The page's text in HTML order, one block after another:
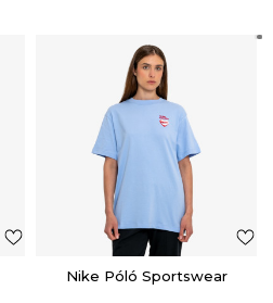
Nike Póló Sportswear